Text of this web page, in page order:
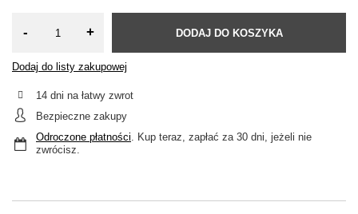
- + DODAJ DO KOSZYKA
Dodaj do listy zakupowej
14 dni na łatwy zwrot
Bezpieczne zakupy
Odroczone płatności. Kup teraz, zapłać za 30 dni, jeżeli nie
zwrócisz.